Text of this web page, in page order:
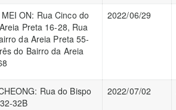
MEI ON: Rua Cinco do
Preta 16-28, Rua
da Areia Preta 55-
do Bairro da Areia
2022/06/29
Rua do Bispo
32B
2022/07/02